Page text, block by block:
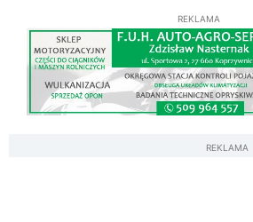
REKLAMA
REKLAMA